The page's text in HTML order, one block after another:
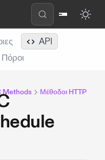
API
Πόροι
Methods Μέθοδοι HTTP